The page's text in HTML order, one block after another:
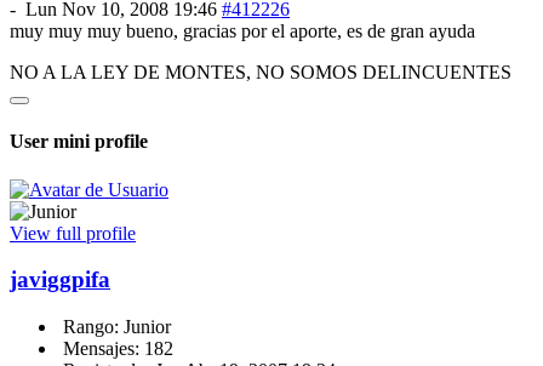
- Lun Nov 10, 2008 19:46 #412226
muy muy muy bueno, gracias por el aporte, es de gran ayuda
NO A LA LEY DE MONTES, NO SOMOS DELINCUENTES
User mini profile
View full profile
javiggpifa
Rango: Junior
Mensajes: 182